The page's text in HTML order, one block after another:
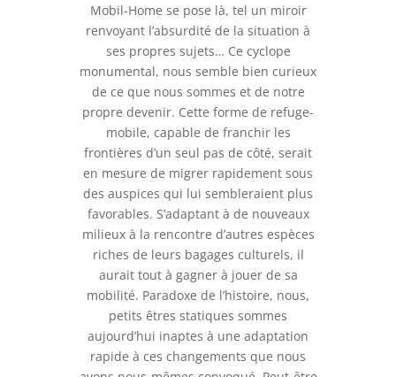
Mobil-Home se pose là, tel un miroir
renvoyant l’absurdité de la situation à
ses propres sujets… Ce cyclope
monumental, nous semble bien curieux
de ce que nous sommes et de notre
propre devenir. Cette forme de refuge-
mobile, capable de franchir les
frontières d’un seul pas de côté, serait
en mesure de migrer rapidement sous
des auspices qui lui sembleraient plus
favorables. S’adaptant à de nouveaux
milieux à la rencontre d’autres espèces
riches de leurs bagages culturels, il
aurait tout à gagner à jouer de sa
mobilité. Paradoxe de l’histoire, nous,
petits êtres statiques sommes
aujourd’hui inaptes à une adaptation
rapide à ces changements que nous